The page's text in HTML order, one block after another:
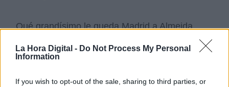
La Hora Digital - Do Not Process My Personal
Information
If you wish to opt-out of the sale, sharing to third parties, or
Qué grandísimo le queda Madrid a Almeida.
— Rita Maestre 🌾 (@Rita_Maestre)January 3,